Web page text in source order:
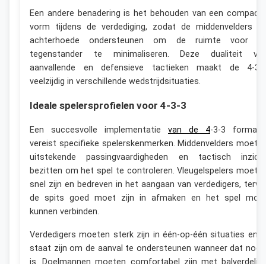
Een andere benadering is het behouden van een
vorm tijdens de verdediging, zodat de middenvelders
achterhoede ondersteunen om de ruimte voor
tegenstander te minimaliseren. Deze dualiteit
aanvallende en defensieve tactieken maakt de 4-3-
veelzijdig in verschillende wedstrijdsituaties.
Ideale spelersprofielen voor 4-3-3
Een succesvolle implementatie van de 4-3-3
vereist specifieke spelerskenmerken. Middenvelders
uitstekende passingvaardigheden en tactisch
bezitten om het spel te controleren. Vleugelspelers
snel zijn en bedreven in het aangaan van verdedigers,
de spits goed moet zijn in afmaken en het spel
kunnen verbinden.
Verdedigers moeten sterk zijn in één-op-één situaties en
staat zijn om de aanval te ondersteunen wanneer dat